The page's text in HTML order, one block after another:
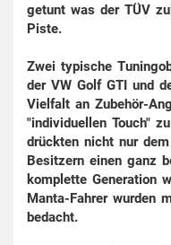
getunt was der TÜV
Piste.
Zwei typische
der VW Golf GTI und
Vielfalt an Zubehör-
"individuellen Touch"
drückten nicht nur
Besitzern einen ganz
komplette Generation
Manta-Fahrer wurden
bedacht.